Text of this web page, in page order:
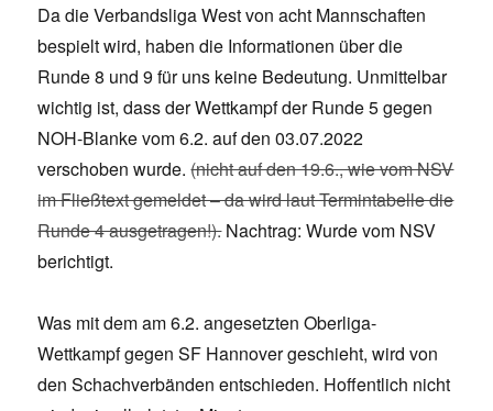
Da die Verbandsliga West von acht Mannschaften
bespielt wird, haben die Informationen über die
Runde 8 und 9 für uns keine Bedeutung. Unmittelbar
wichtig ist, dass der Wettkampf der Runde 5 gegen
NOH-Blanke vom 6.2. auf den 03.07.2022
verschoben wurde.(nicht auf den 19.6., wie vom NSV
im Fließtext gemeldet – da wird laut Termintabelle die
Runde 4 ausgetragen!).Nachtrag: Wurde vom NSV
berichtigt.
Was mit dem am 6.2. angesetzten Oberliga-
Wettkampf gegen SF Hannover geschieht, wird von
den Schachverbänden entschieden. Hoffentlich nicht